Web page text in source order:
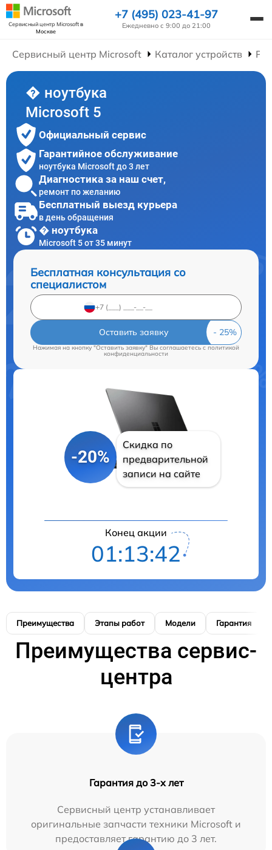
Сервисный центр Microsoftв
Москве
+7 (495) 023-41-97
Ежедневно с 9:00 до 21:00
Сервисный центр Microsoft Каталог устройств
� ноутбука
Microsoft 5
Официальный сервис
Гарантийное обслуживание
ноутбука Microsoft до 3 лет
Диагностика за наш счет,
ремонт по желанию
Бесплатный выезд курьера
в день обращения
� ноутбука
Microsoft 5 от 35 минут
Бесплатная консультация со
специалистом
Оставить заявку
Нажимая на кнопку "Оставить заявку" Вы соглашаетесь cполитикой
конфиденциальности
-20%
Скидка по
предварительной
записи на сайте
Конец акции
01:13:41
Преимущества Этапы работ Модели Гарантия
Преимущества сервис-
центра
Гарантия до 3-х лет
Сервисный центр устанавливает
оригинальные запчасти техники Microsoft и
предоставляет гарантию до 3 лет.